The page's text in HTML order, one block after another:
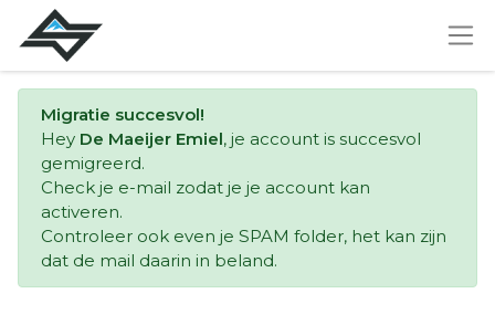
Migratie succesvol!
Hey De Maeijer Emiel, je account is succesvol
gemigreerd.
Check je e-mail zodat je je account kan
activeren.
Controleer ook even je SPAM folder, het kan zijn
dat de mail daarin in beland.